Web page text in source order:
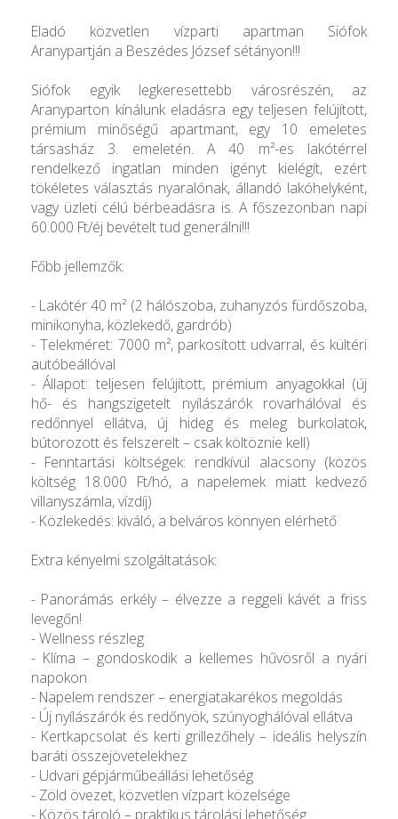
Eladó közvetlen vízparti apartman Siófok
Aranypartján a Beszédes József sétányon!!!
Siófok egyik legkeresettebb városrészén, az
Aranyparton kínálunk eladásra egy teljesen felújított,
prémium minőségű apartmant, egy 10 emeletes
társasház 3. emeletén. A 40 m²-es lakótérrel
rendelkező ingatlan minden igényt kielégít, ezért
tökéletes választás nyaralónak, állandó lakóhelyként,
vagy üzleti célú bérbeadásra is. A főszezonban napi
60.000 Ft/éj bevételt tud generálni!!!
Főbb jellemzők:
- Lakótér 40 m² (2 hálószoba, zuhanyzós fürdőszoba,
minikonyha, közlekedő, gardrób)
- Telekméret: 7000 m², parkosított udvarral, és kültéri
autóbeállóval
- Állapot: teljesen felújított, prémium anyagokkal (új
hő- és hangszigetelt nyílászárók rovarhálóval és
redőnnyel ellátva, új hideg és meleg burkolatok,
bútorozott és felszerelt – csak költöznie kell)
- Fenntartási költségek: rendkívül alacsony (közös
költség 18.000 Ft/hó, a napelemek miatt kedvező
villanyszámla, vízdíj)
- Közlekedés: kiváló, a belváros könnyen elérhető
Extra kényelmi szolgáltatások:
- Panorámás erkély – élvezze a reggeli kávét a friss
levegőn!
- Wellness részleg
- Klíma – gondoskodik a kellemes hűvösről a nyári
napokon
- Napelem rendszer – energiatakarékos megoldás
- Új nyílászárók és redőnyök, szúnyoghálóval ellátva
- Kertkapcsolat és kerti grillezőhely – ideális helyszín
baráti összejövetelekhez
- Udvari gépjárműbeállási lehetőség
- Zöld övezet, közvetlen vízpart közelsége
- Közös tároló – praktikus tárolási lehetőség